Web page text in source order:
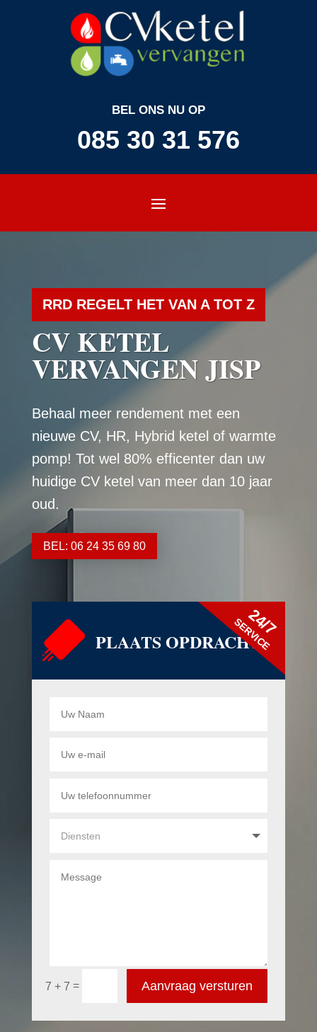
BEL ONS NU OP
085 30 31 576
RRD REGELT HET VAN A TOT Z
CV KETEL
VERVANGEN JISP
Behaal meer rendement met een
nieuwe CV, HR, Hybrid ketel of warmte
pomp! Tot wel 80% efficenter dan uw
huidige CV ketel van meer dan 10 jaar
oud.
BEL: 06 24 35 69 80
PLAATS OPDRACHT
24/7
SERVICE
7 + 7 = Aanvraag versturen